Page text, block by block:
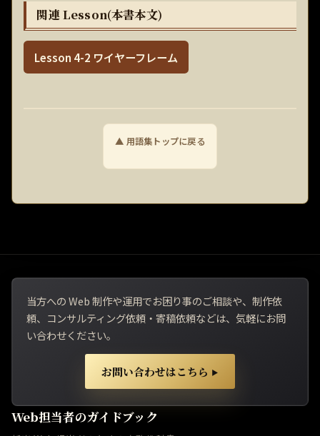
関連 Lesson(本書本文)
Lesson 4-2 ワイヤーフレーム
▲ 用語集トップに戻る
Web担当者のガイドブック
当方への Web 制作や運用でお困り事のご相談や、制作依
頼、コンサルティング依頼・寄稿依頼などは、気軽にお問
い合わせください。
お問い合わせはこちら ▶